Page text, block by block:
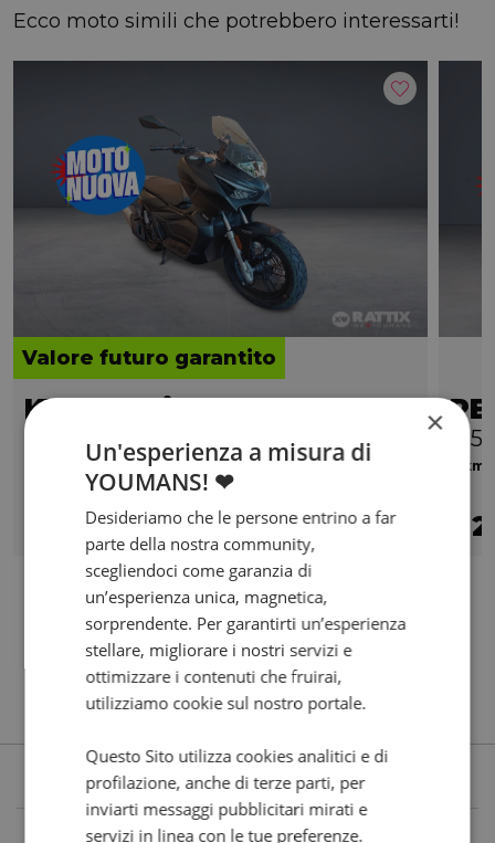
Ecco moto simili che potrebbero interessarti!
Valore futuro garantito
KYMCO Dink X 125
0 km | 125 cc | 12 Hp | 8.8 Kw
2.990 € 64/mese
0 km
×
Un'esperienza a misura di
YOUMANS! ❤
Desideriamo che le persone entrino a far
parte della nostra community,
scegliendoci come garanzia di
un’esperienza unica, magnetica,
sorprendente. Per garantirti un’esperienza
stellare, migliorare i nostri servizi e
ottimizzare i contenuti che fruirai,
utilizziamo cookie sul nostro portale.
Questo Sito utilizza cookies analitici e di
profilazione, anche di terze parti, per
inviarti messaggi pubblicitari mirati e
servizi in linea con le tue preferenze.